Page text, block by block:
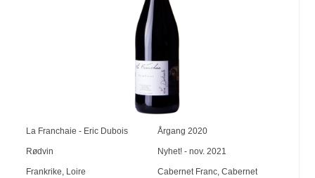
La Franchaie - Eric Dubois Årgang 2020
Rødvin Nyhet! - nov. 2021
Frankrike Loire Cabernet Franc, Cabernet